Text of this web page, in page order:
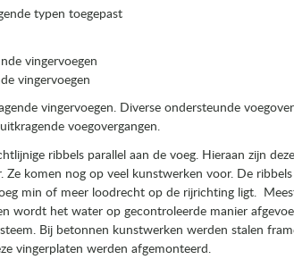
typen toegepast
vingervoegen
vingervoegen
vingervoegen. Diverse ondersteunde
voegovergangen.
ribbels parallel aan de voeg. Hieraan zijn
Ze komen nog op veel kunstwerken voor. De
min of meer loodrecht op de rijrichting ligt.
wordt het water op gecontroleerde manier
Bij betonnen kunstwerken werden stalen
vingerplaten werden afgemonteerd.